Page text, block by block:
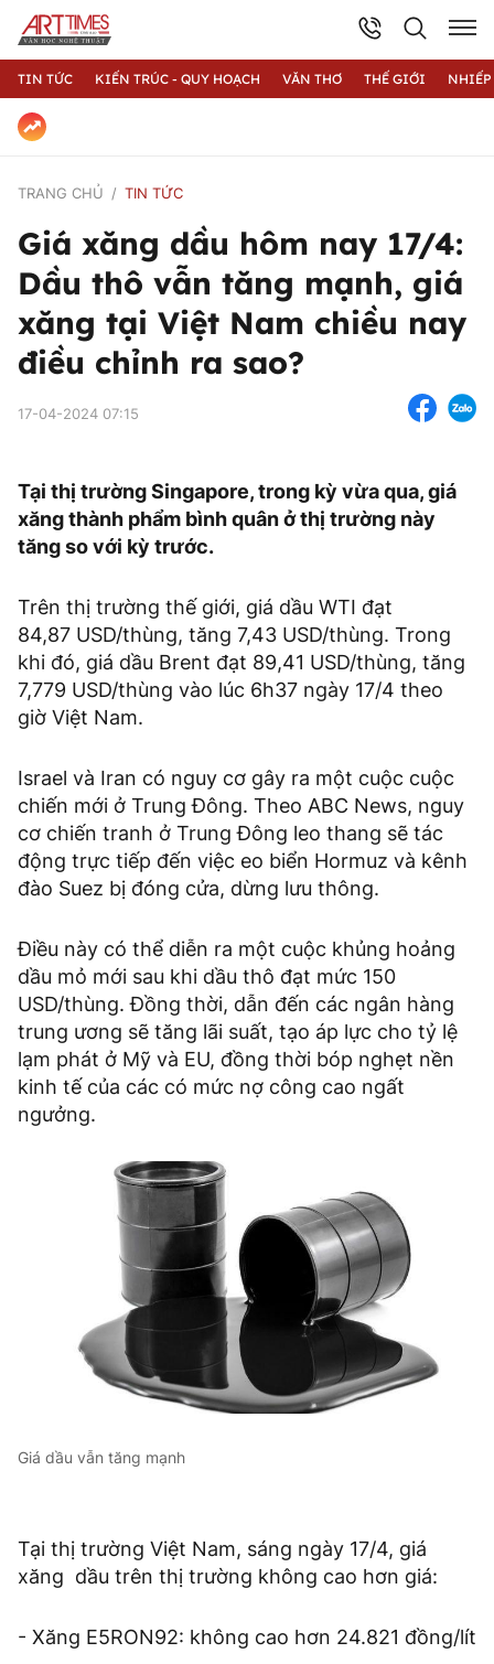
TIN TỨC KIẾN TRÚC - QUY HOẠCH VĂN THƠ THẾ GIỚI
TRANG CHỦ TIN TỨC
Giá xăng dầu hôm nay 17/4:
Dầu thô vẫn tăng mạnh, giá
xăng tại Việt Nam chiều nay
điều chỉnh ra sao?
17-04-2024 07:15
Tại thị trường Singapore, trong kỳ vừa qua, giá
xăng thành phẩm bình quân ở thị trường này
tăng so với kỳ trước.
Trên thị trường thế giới, giá dầu WTI đạt
84,87 USD/thùng, tăng 7,43 USD/thùng. Trong
khi đó, giá dầu Brent đạt 89,41 USD/thùng, tăng
7,779 USD/thùng vào lúc 6h37 ngày 17/4 theo
giờ Việt Nam.
Israel và Iran có nguy cơ gây ra một cuộc cuộc
chiến mới ở Trung Đông. Theo ABC News, nguy
cơ chiến tranh ở Trung Đông leo thang sẽ tác
động trực tiếp đến việc eo biển Hormuz và kênh
đào Suez bị đóng cửa, dừng lưu thông.
Điều này có thể diễn ra một cuộc khủng hoảng
dầu mỏ mới sau khi dầu thô đạt mức 150
USD/thùng. Đồng thời, dẫn đến các ngân hàng
trung ương sẽ tăng lãi suất, tạo áp lực cho tỷ lệ
lạm phát ở Mỹ và EU, đồng thời bóp nghẹt nền
kinh tế của các có mức nợ công cao ngất
ngưởng.
Giá dầu vẫn tăng mạnh
Tại thị trường Việt Nam, sáng ngày 17/4, giá
xăng dầu trên thị trường không cao hơn giá:
- Xăng E5RON92: không cao hơn 24.821 đồng/lít